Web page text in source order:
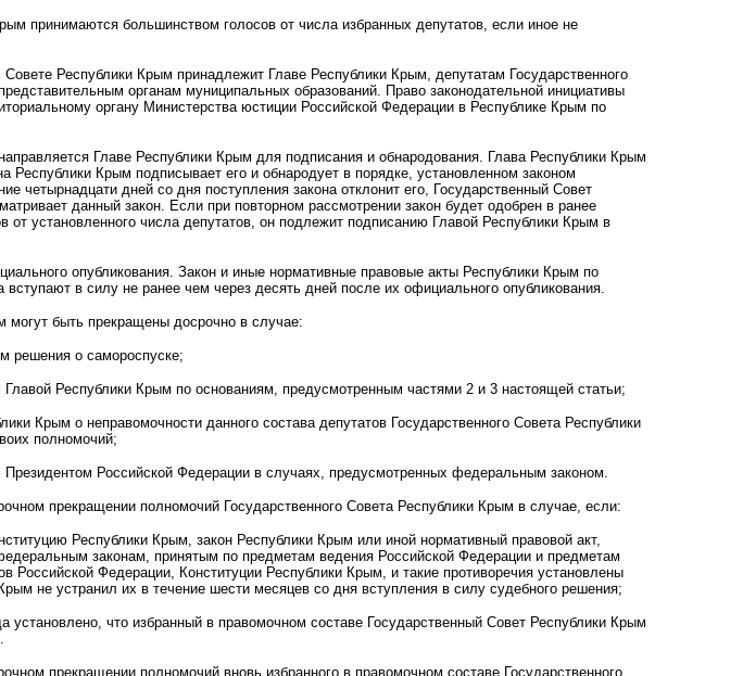
принимаются большинством голосов от числа избранных депутатов, если иное не
Республики Крым принадлежит Главе Республики Крым, депутатам Государственного
органам муниципальных образований. Право законодательной инициативы
органу Министерства юстиции Российской Федерации в Республике Крым по
Главе Республики Крым для подписания и обнародования. Глава Республики Крым
Республики Крым подписывает его и обнародует в порядке, установленном законом
четырнадцати дней со дня поступления закона отклонит его, Государственный Совет
данный закон. Если при повторном рассмотрении закон будет одобрен в ранее
от установленного числа депутатов, он подлежит подписанию Главой Республики Крым в
опубликования. Закон и иные нормативные правовые акты Республики Крым по
в силу не ранее чем через десять дней после их официального опубликования.
могут быть прекращены досрочно в случае:
решения о самороспуске;
Республики Крым по основаниям, предусмотренным частями 2 и 3 настоящей статьи;
Крым о неправомочности данного состава депутатов Государственного Совета Республики
полномочий;
Российской Федерации в случаях, предусмотренных федеральным законом.
прекращении полномочий Государственного Совета Республики Крым в случае, если:
Республики Крым, закон Республики Крым или иной нормативный правовой акт,
законам, принятым по предметам ведения Российской Федерации и предметам
Российской Федерации, Конституции Республики Крым, и такие противоречия установлены
не устранил их в течение шести месяцев со дня вступления в силу судебного решения;
что избранный в правомочном составе Государственный Совет Республики Крым
прекращении полномочий вновь избранного в правомочном составе Государственного